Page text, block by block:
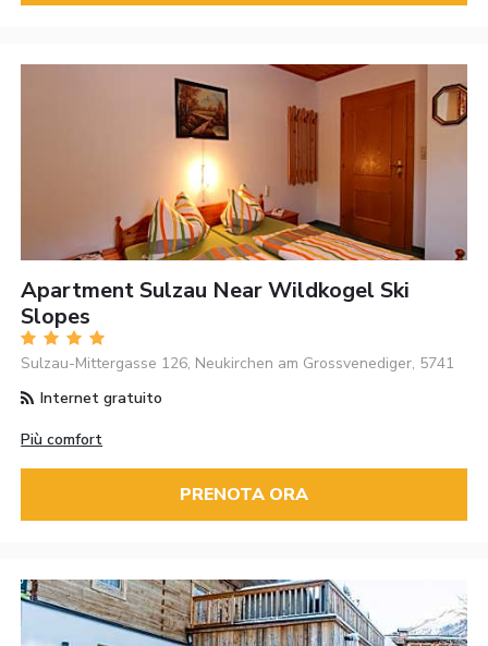
Apartment Sulzau Near Wildkogel Ski
Slopes
Sulzau-Mittergasse 126, Neukirchen am Grossvenediger, 5741
Internet gratuito
Più comfort
PRENOTA ORA